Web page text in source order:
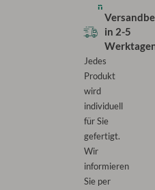
n
in 2-5
Jedes
Produkt
wird
individuell
für Sie
gefertigt.
Wir
informieren
Sie per